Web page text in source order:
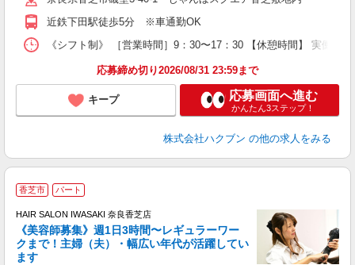
近鉄下田駅徒歩5分 ※車通勤OK
《シフト制》 ［営業時間］9：30〜17：30 【休憩時間】 実働6
応募締め切り2026/08/31 23:59まで
キープ 応募画面へ進む
かんたん3ステップ！
株式会社ハクブン の他の求人をみる
香芝市 パート
HAIR SALON IWASAKI 奈良香芝店
《美容師募集》週1日3時間〜レギュラーワー
クまで！主婦（夫）・幅広い年代が活躍してい
ます